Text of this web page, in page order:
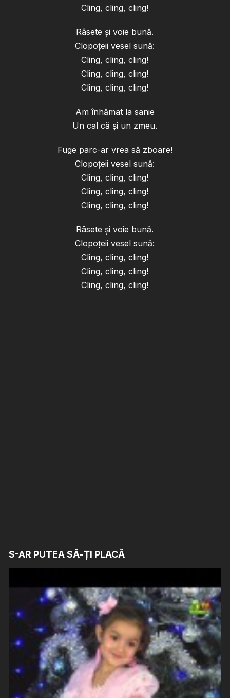
Cling, cling, cling!
Râsete și voie bună.
Clopoțeii vesel sună:
Cling, cling, cling!
Cling, cling, cling!
Cling, cling, cling!
Am înhămat la sanie
Un cal că și un zmeu.
Fuge parc-ar vrea să zboare!
Clopoțeii vesel sună:
Cling, cling, cling!
Cling, cling, cling!
Cling, cling, cling!
Râsete și voie bună.
Clopoțeii vesel sună:
Cling, cling, cling!
Cling, cling, cling!
Cling, cling, cling!
S-AR PUTEA SĂ-ȚI PLACĂ